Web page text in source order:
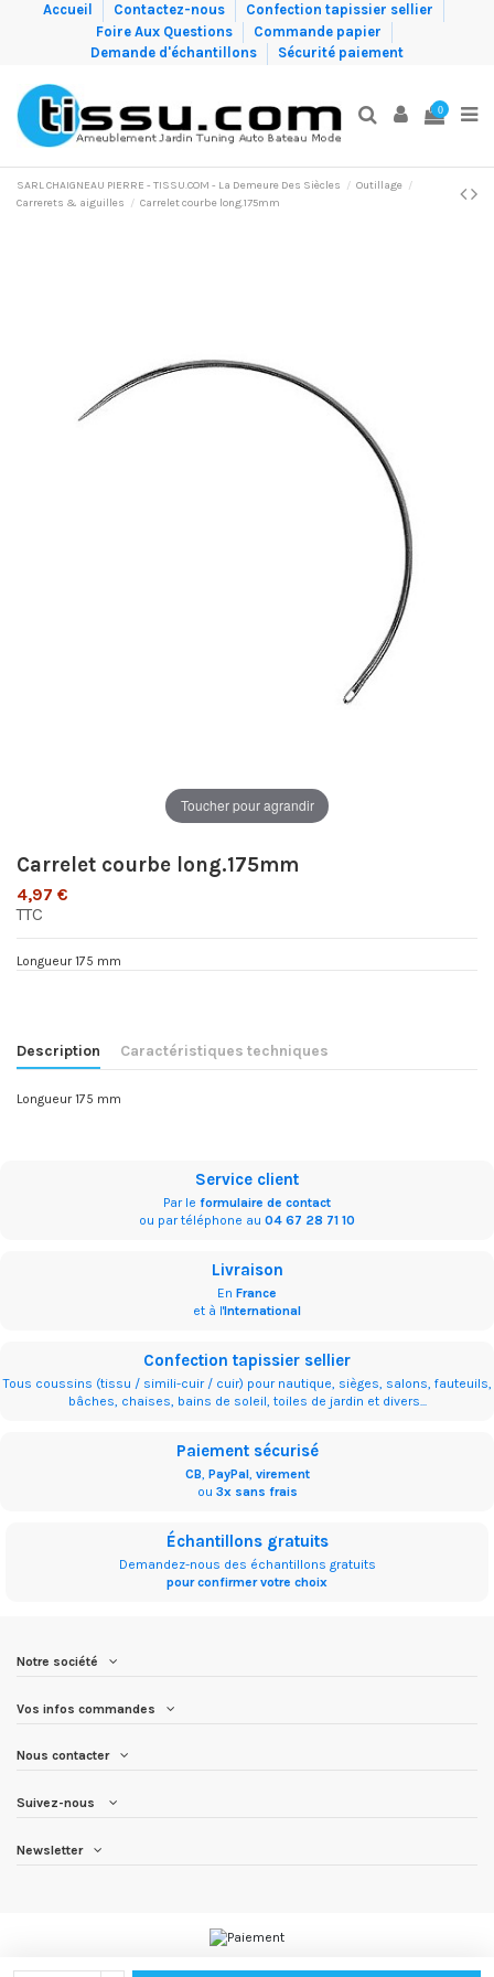
Accueil Contactez-nous
Confection tapissier sellier
Foire Aux Questions
Commande papier
Demande d'échantillons
Sécurité paiement
0
SARL CHAIGNEAU PIERRE - TISSU.COM - La Demeure Des Siècles
Outillage
Carrerets & aiguilles
Carrelet courbe long.175mm
Toucher pour agrandir
Carrelet courbe long.175mm
4,97 €
TTC
Longueur 175 mm
Description Caractéristiques techniques
Longueur 175 mm
Service client
Par le formulaire de contact
ou par téléphone au 04 67 28 71 10
Livraison
En France
et à l'International
Confection tapissier sellier
Tous coussins (tissu / simili-cuir / cuir) pour nautique, sièges, salons, fauteuils,
bâches, chaises, bains de soleil, toiles de jardin et divers...
Paiement sécurisé
CB, PayPal, virement
ou 3x sans frais
Échantillons gratuits
Demandez-nous des échantillons gratuits
pour confirmer votre choix
Notre société
Vos infos commandes
Nous contacter
Suivez-nous
Newsletter
TISSU.COM-123MEUBLE.COM-123MEUBLE.NET-123MEUBLES.COM-